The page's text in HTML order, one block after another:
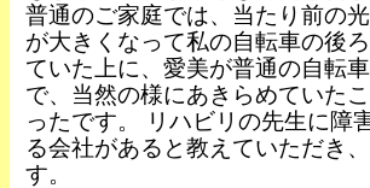
普通のご家庭では、当たり前の
が大きくなって私の自転車の後
ていた上に、愛美が普通の自転
で、当然の様にあきらめていた
ったです。 リハビリの先生に障
る会社があると教えていただき
す。